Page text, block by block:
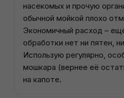
насекомых и прочую
обычной мойкой плохо
Экономичный расход –
обработки нет ни пятен,
Использую регулярно,
мошкара (вернее её
на капоте.